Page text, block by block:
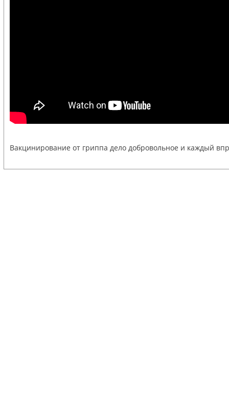
Вакцинирование от гриппа дело добровольное и каждый